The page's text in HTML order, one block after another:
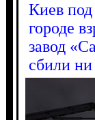
Киев
городе
завод
сбили